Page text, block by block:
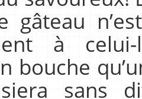
gâteau
à
bouche
sans